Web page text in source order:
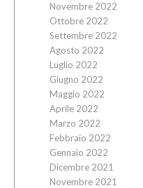
Novembre 2022
Ottobre 2022
Settembre 2022
Agosto 2022
Luglio 2022
Giugno 2022
Maggio 2022
Aprile 2022
Marzo 2022
Febbraio 2022
Gennaio 2022
Dicembre 2021
Novembre 2021